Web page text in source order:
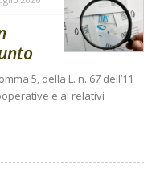
5, della L. n. 67 dell’11
e ai relativi